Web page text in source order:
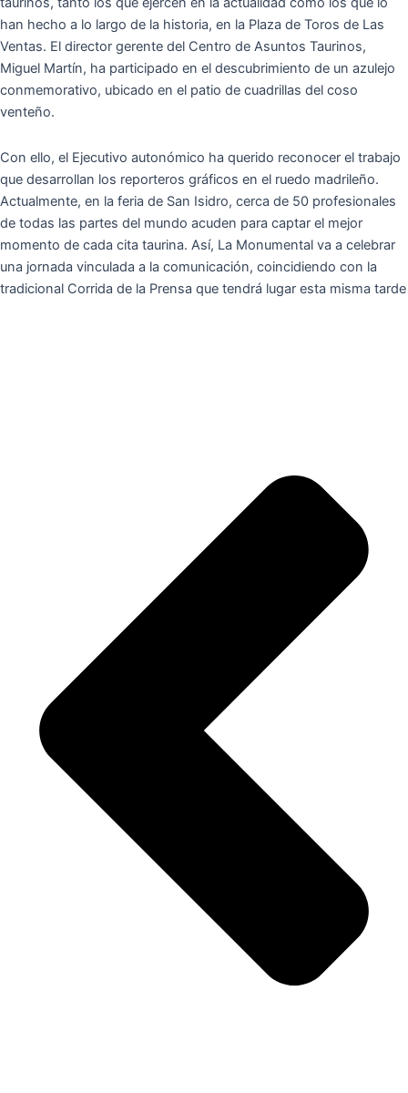
han hecho a lo largo de la historia, en la Plaza de Toros de Las
Ventas. El director gerente del Centro de Asuntos Taurinos,
Miguel Martín, ha participado en el descubrimiento de un azulejo
conmemorativo, ubicado en el patio de cuadrillas del coso
venteño.
Con ello, el Ejecutivo autonómico ha querido reconocer el trabajo
que desarrollan los reporteros gráficos en el ruedo madrileño.
Actualmente, en la feria de San Isidro, cerca de 50 profesionales
de todas las partes del mundo acuden para captar el mejor
momento de cada cita taurina. Así, La Monumental va a celebrar
una jornada vinculada a la comunicación, coincidiendo con la
tradicional Corrida de la Prensa que tendrá lugar esta misma tarde